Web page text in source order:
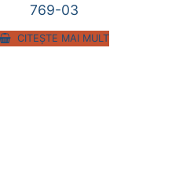
769-03
CITEȘTE MAI MULT